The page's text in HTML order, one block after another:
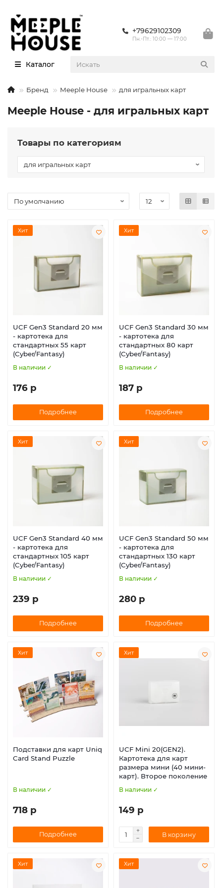
+79629102309
Пн.-Пт.: 10:00 — 17:00
Каталог
Бренд Meeple House для игральных карт
Meeple House - для игральных карт
Товары по категориям
Хит
UCF Gen3 Standard 20 мм
- картотека для
стандартных 55 карт
(Cyber/Fantasy)
В наличии ✓
176 р
Подробнее
Хит
UCF Gen3 Standard 30 мм
- картотека для
стандартных 80 карт
(Cyber/Fantasy)
В наличии ✓
187 р
Подробнее
Хит
UCF Gen3 Standard 40 мм
- картотека для
стандартных 105 карт
(Cyber/Fantasy)
В наличии ✓
239 р
Подробнее
Хит
UCF Gen3 Standard 50 мм
- картотека для
стандартных 130 карт
(Cyber/Fantasy)
В наличии ✓
280 р
Подробнее
Хит
Подставки для карт Uniq
Card Stand Puzzle
В наличии ✓
718 р
Подробнее
Хит
UCF Mini 20(GEN2).
Картотека для карт
размера мини (40 мини-
карт). Второе поколение
В наличии ✓
149 р
В корзину
Хит Хит